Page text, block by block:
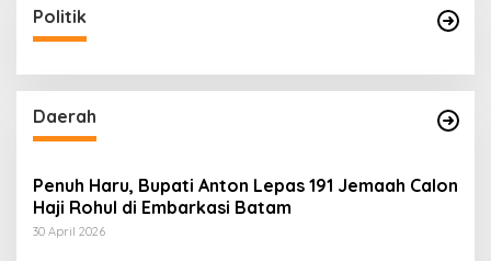
Politik
Daerah
Penuh Haru, Bupati Anton Lepas 191 Jemaah Calon
Haji Rohul di Embarkasi Batam
30 April 2026